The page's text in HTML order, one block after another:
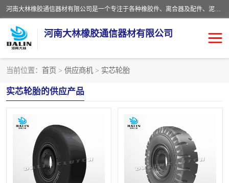
河南大林橡胶通信器材有限公司是一个专注于各种橡胶件、离合器及配件、泥浆泵及配件等产品设计制造和加工的企业。产品应用于矿山、冶金、石油、钢铁、化工、水泥、船舶、造纸、通用机械等各种大功率机械传动或制动装置。
河南大林橡胶通信器材有限公司
当前位置： 首页 > 供应商机 > 实芯轮胎
实芯轮胎的供应产品
推盘离合器
PO隔膜离合器 气胎离合器
泥浆泵空气包胶囊 气动元件